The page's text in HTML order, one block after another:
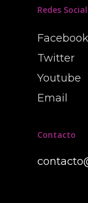
Redes
Facebook
Twitter
Youtube
Email
Contacto